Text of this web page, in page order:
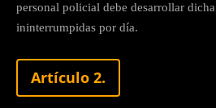
personal policial debe desarrollar
ininterrumpidas por día.
Artículo 2.